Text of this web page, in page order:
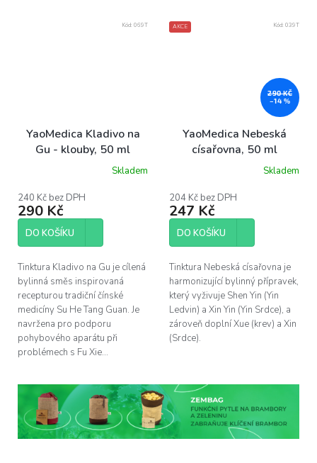
YaoMedica Kladivo na
Gu - klouby, 50 ml
Skladem
240 Kč bez DPH
290 Kč
DO KOŠÍKU
Tinktura Kladivo na Gu je cílená
bylinná směs inspirovaná
recepturou tradiční čínské
medicíny Su He Tang Guan. Je
navržena pro podporu
pohybového aparátu při
problémech s Fu Xie...
Kód: 069T AKCE
290 KČ
–14 %
YaoMedica Nebeská
císařovna, 50 ml
Skladem
204 Kč bez DPH
247 Kč
DO KOŠÍKU
Tinktura Nebeská císařovna je
harmonizující bylinný přípravek,
který vyživuje Shen Yin (Yin
Ledvin) a Xin Yin (Yin Srdce), a
zároveň doplní Xue (krev) a Xin
(Srdce).
Kód: 039T